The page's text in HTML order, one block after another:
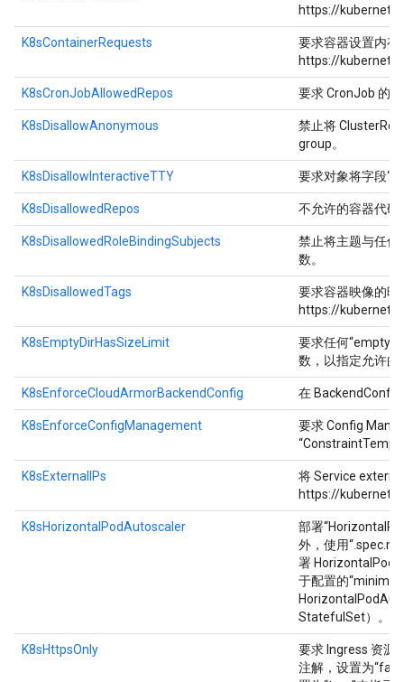
https://
K8sContainerRequests
要求容器设置内存
https://
K8sCronJobAllowedRepos 要求 CronJob 的
K8sDisallowAnonymous
禁止将
group。
K8sDisallowInteractiveTTY 要求对象将字段
K8sDisallowedRepos 不允许的容器代码
K8sDisallowedRoleBindingSubjects
禁止将主题与任何
数。
K8sDisallowedTags
要求容器映像的映
https://
K8sEmptyDirHasSizeLimit
要求任何
数，以指定允许的
K8sEnforceCloudArmorBackendConfig 在
K8sEnforceConfigManagement
要求 Config
K8sExternalIPs
将 Service
https://
K8sHorizontalPodAutoscaler
部署
外，使用
署
于配置的
StatefulSet）。
K8sHttpsOnly
要求 Ingress 资源
注解，设置为